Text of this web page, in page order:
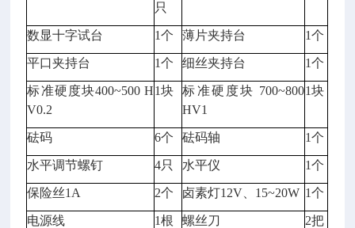
只
数显十字试台 1个 薄片夹持台 1个
平口夹持台 1个 细丝夹持台 1个
标准硬度块400~500 H
V0.2
1块
标准硬度块 700~800
HV1
1块
砝码 6个 砝码轴 1个
水平调节螺钉 4只 水平仪 1个
保险丝1A 2个 卤素灯12V、15~20W 1个
电源线 1根 螺丝刀 2把